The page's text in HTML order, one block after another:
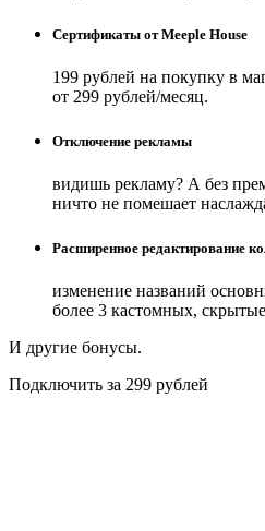
Сертификаты от Meeple House
199 рублей на покупку в
от 299 рублей/месяц.
Отключение рекламы
видишь рекламу? А без
ничто не помешает
Расширенное редактирование
изменение названий
более 3 кастомных,
И другие бонусы.
Подключить за 299 рублей